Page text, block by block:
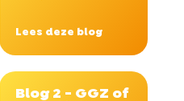
Lees deze blog
Blog 2 - GGZ of